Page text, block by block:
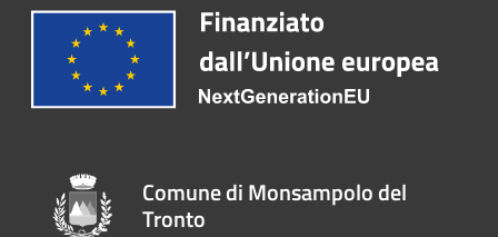
Comune di Monsampolo del
Tronto